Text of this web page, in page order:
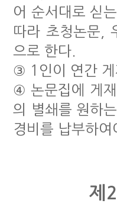
어 순서대로 싣
따라 초청논문,
으로 한다.
③ 1인이 연간 게
④ 논문집에 게
의 별쇄를 원하
경비를 납부하여
제